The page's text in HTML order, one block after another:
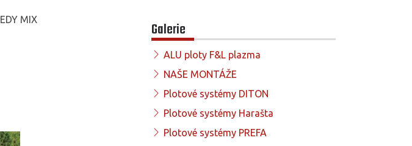
MIX Galerie
ALU ploty F&L plazma
NAŠE MONTÁŽE
Plotové systémy DITON
Plotové systémy Harašta
Plotové systémy PREFA